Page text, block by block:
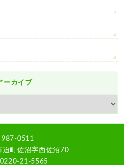
ーカイブ
987-0511
迫町佐沼字西佐沼70
0220-21-5565